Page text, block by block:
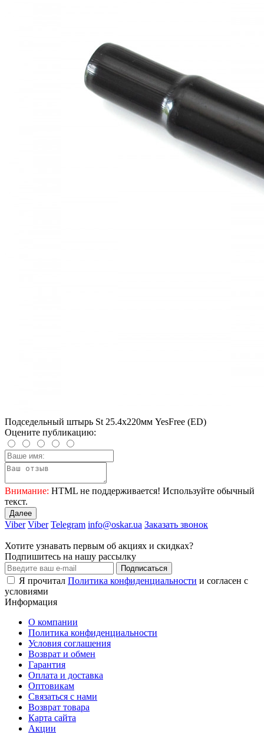
Подседельный штырь St 25.4x220мм YesFree (ED)
Оцените публикацию:
Внимание: HTML не поддерживается! Используйте обычный
текст.
Далее
Viber Viber Telegram info@oskar.ua Заказать звонок
Хотите узнавать первым об акциях и скидках?
Подпишитесь на нашу рассылку
Подписаться
Я прочитал Политика конфиденциальности и согласен с
условиями
Информация
О компании
Политика конфиденциальности
Условия соглашения
Возврат и обмен
Гарантия
Оплата и доставка
Оптовикам
Связаться с нами
Возврат товара
Карта сайта
Акции